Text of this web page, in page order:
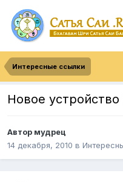
Интересные ссылки
Новое
Автор мудрец
14 декабря, 2010 в